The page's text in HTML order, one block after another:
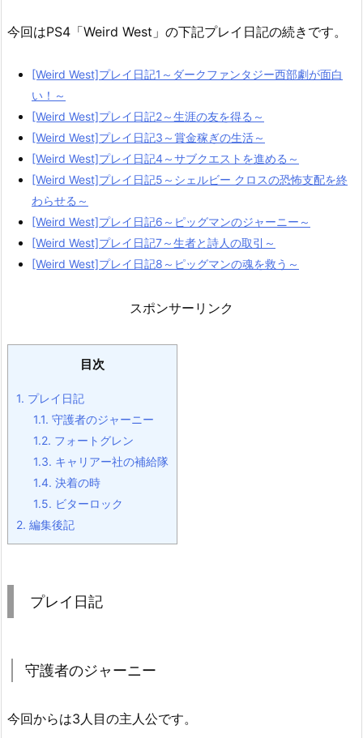
今回はPS4「Weird West」の下記プレイ日記の続きです。
[Weird West]プレイ日記1～ダークファンタジー西部劇が面白
い！～
[Weird West]プレイ日記2～生涯の友を得る～
[Weird West]プレイ日記3～賞金稼ぎの生活～
[Weird West]プレイ日記4～サブクエストを進める～
[Weird West]プレイ日記5～シェルビー クロスの恐怖支配を終
わらせる～
[Weird West]プレイ日記6～ピッグマンのジャーニー～
[Weird West]プレイ日記7～生者と詩人の取引～
[Weird West]プレイ日記8～ピッグマンの魂を救う～
スポンサーリンク
目次
1. プレイ日記
1.1. 守護者のジャーニー
1.2. フォートグレン
1.3. キャリアー社の補給隊
1.4. 決着の時
1.5. ビターロック
2. 編集後記
プレイ日記
守護者のジャーニー
今回からは3人目の主人公です。